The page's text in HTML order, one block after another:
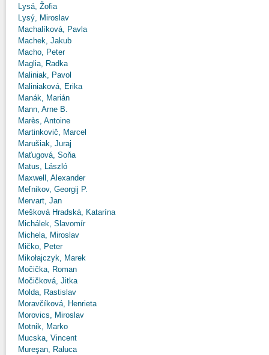
Lysá, Žofia
Lysý, Miroslav
Machalíková, Pavla
Machek, Jakub
Macho, Peter
Maglia, Radka
Maliniak, Pavol
Maliniaková, Erika
Manák, Marián
Mann, Arne B.
Marès, Antoine
Martinkovič, Marcel
Marušiak, Juraj
Maťugová, Soňa
Matus, László
Maxwell, Alexander
Meľnikov, Georgij P.
Mervart, Jan
Mešková Hradská, Katarína
Michálek, Slavomír
Michela, Miroslav
Mičko, Peter
Mikołajczyk, Marek
Močička, Roman
Močičková, Jitka
Molda, Rastislav
Moravčíková, Henrieta
Morovics, Miroslav
Motnik, Marko
Mucska, Vincent
Mureşan, Raluca